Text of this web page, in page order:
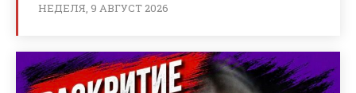
НЕДЕЛЯ, 9 АВГУСТ 2026